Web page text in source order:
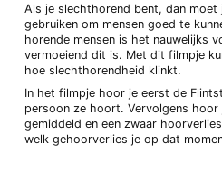
Als je slechthorend bent, dan
gebruiken om mensen goed te
horende mensen is het nauwelijks
vermoeiend dit is. Met dit filmpje
hoe slechthorendheid klinkt.
In het filmpje hoor je eerst de
persoon ze hoort. Vervolgens hoor
gemiddeld en een zwaar
welk gehoorverlies je op dat